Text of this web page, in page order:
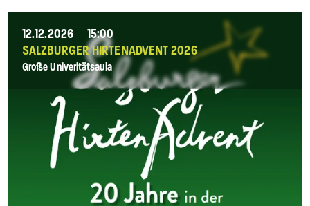
12.12.2026
15:00
SALZBURGER HIRTENADVENT 2026
Große Univeritätsaula